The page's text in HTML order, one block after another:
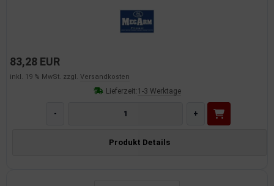
83,28 EUR
inkl. 19 % MwSt. zzgl. Versandkosten
Lieferzeit:1-3 Werktage
- +
Produkt Details